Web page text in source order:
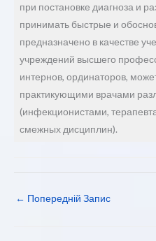
при постановке диагноза и
принимать быстрые и
предназначено в качестве
учреждений высшего
интернов, ординаторов,
практикующими врачами
(инфекционистами,
смежных дисциплин).
← Попередній Запис